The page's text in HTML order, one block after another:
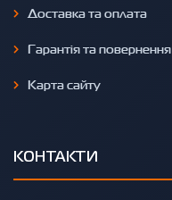
Доставка та оплата
Гарантія та повернення
Карта сайту
КОНТАКТИ